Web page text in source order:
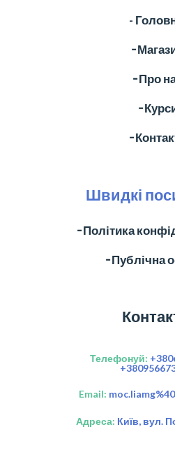
-
╶
╶ Про
╶
╶
Швидкі
╶ Політика
╶ Публічна
Телефонуй:
Email:
Адреса: Київ, вул.